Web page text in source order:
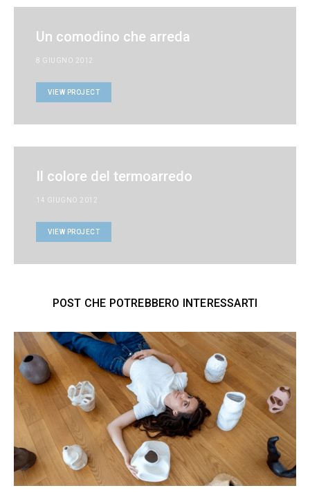
Un comodino che arreda
8 GIUGNO 2012
VIEW PROJECT
Il colore del termoarredo
14 GIUGNO 2012
VIEW PROJECT
POST CHE POTREBBERO INTERESSARTI